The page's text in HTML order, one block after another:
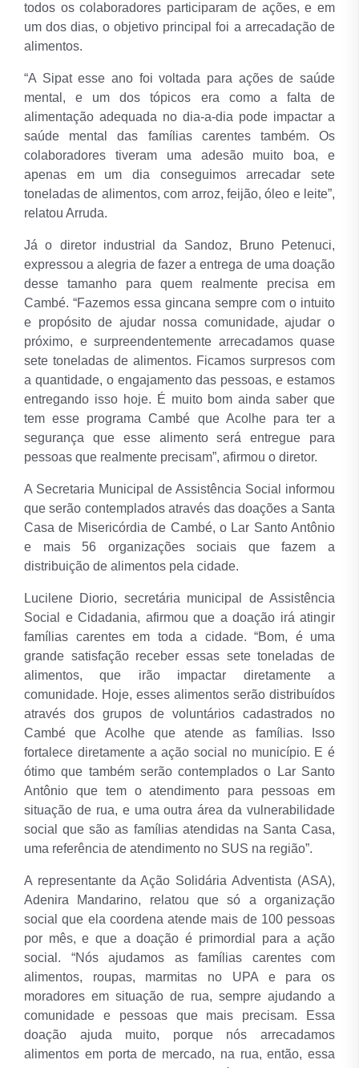
todos os colaboradores participaram de ações, e em
um dos dias, o objetivo principal foi a arrecadação de
alimentos.
“A Sipat esse ano foi voltada para ações de saúde
mental, e um dos tópicos era como a falta de
alimentação adequada no dia-a-dia pode impactar a
saúde mental das famílias carentes também. Os
colaboradores tiveram uma adesão muito boa, e
apenas em um dia conseguimos arrecadar sete
toneladas de alimentos, com arroz, feijão, óleo e leite”,
relatou Arruda.
Já o diretor industrial da Sandoz, Bruno Petenuci,
expressou a alegria de fazer a entrega de uma doação
desse tamanho para quem realmente precisa em
Cambé. “Fazemos essa gincana sempre com o intuito
e propósito de ajudar nossa comunidade, ajudar o
próximo, e surpreendentemente arrecadamos quase
sete toneladas de alimentos. Ficamos surpresos com
a quantidade, o engajamento das pessoas, e estamos
entregando isso hoje. É muito bom ainda saber que
tem esse programa Cambé que Acolhe para ter a
segurança que esse alimento será entregue para
pessoas que realmente precisam”, afirmou o diretor.
A Secretaria Municipal de Assistência Social informou
que serão contemplados através das doações a Santa
Casa de Misericórdia de Cambé, o Lar Santo Antônio
e mais 56 organizações sociais que fazem a
distribuição de alimentos pela cidade.
Lucilene Diorio, secretária municipal de Assistência
Social e Cidadania, afirmou que a doação irá atingir
famílias carentes em toda a cidade. “Bom, é uma
grande satisfação receber essas sete toneladas de
alimentos, que irão impactar diretamente a
comunidade. Hoje, esses alimentos serão distribuídos
através dos grupos de voluntários cadastrados no
Cambé que Acolhe que atende as famílias. Isso
fortalece diretamente a ação social no município. E é
ótimo que também serão contemplados o Lar Santo
Antônio que tem o atendimento para pessoas em
situação de rua, e uma outra área da vulnerabilidade
social que são as famílias atendidas na Santa Casa,
uma referência de atendimento no SUS na região”.
A representante da Ação Solidária Adventista (ASA),
Adenira Mandarino, relatou que só a organização
social que ela coordena atende mais de 100 pessoas
por mês, e que a doação é primordial para a ação
social. “Nós ajudamos as famílias carentes com
alimentos, roupas, marmitas no UPA e para os
moradores em situação de rua, sempre ajudando a
comunidade e pessoas que mais precisam. Essa
doação ajuda muito, porque nós arrecadamos
alimentos em porta de mercado, na rua, então, essa